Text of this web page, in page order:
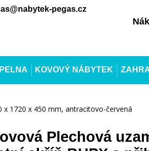
pegas.cz
KOVOVÝ NÁBYTEK
x 1720 x 450 mm, antracitovo-červená
Plechová